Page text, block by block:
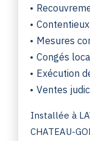
Mesures
Congés
Exécution
Ventes
Installée à
CHATEAU-